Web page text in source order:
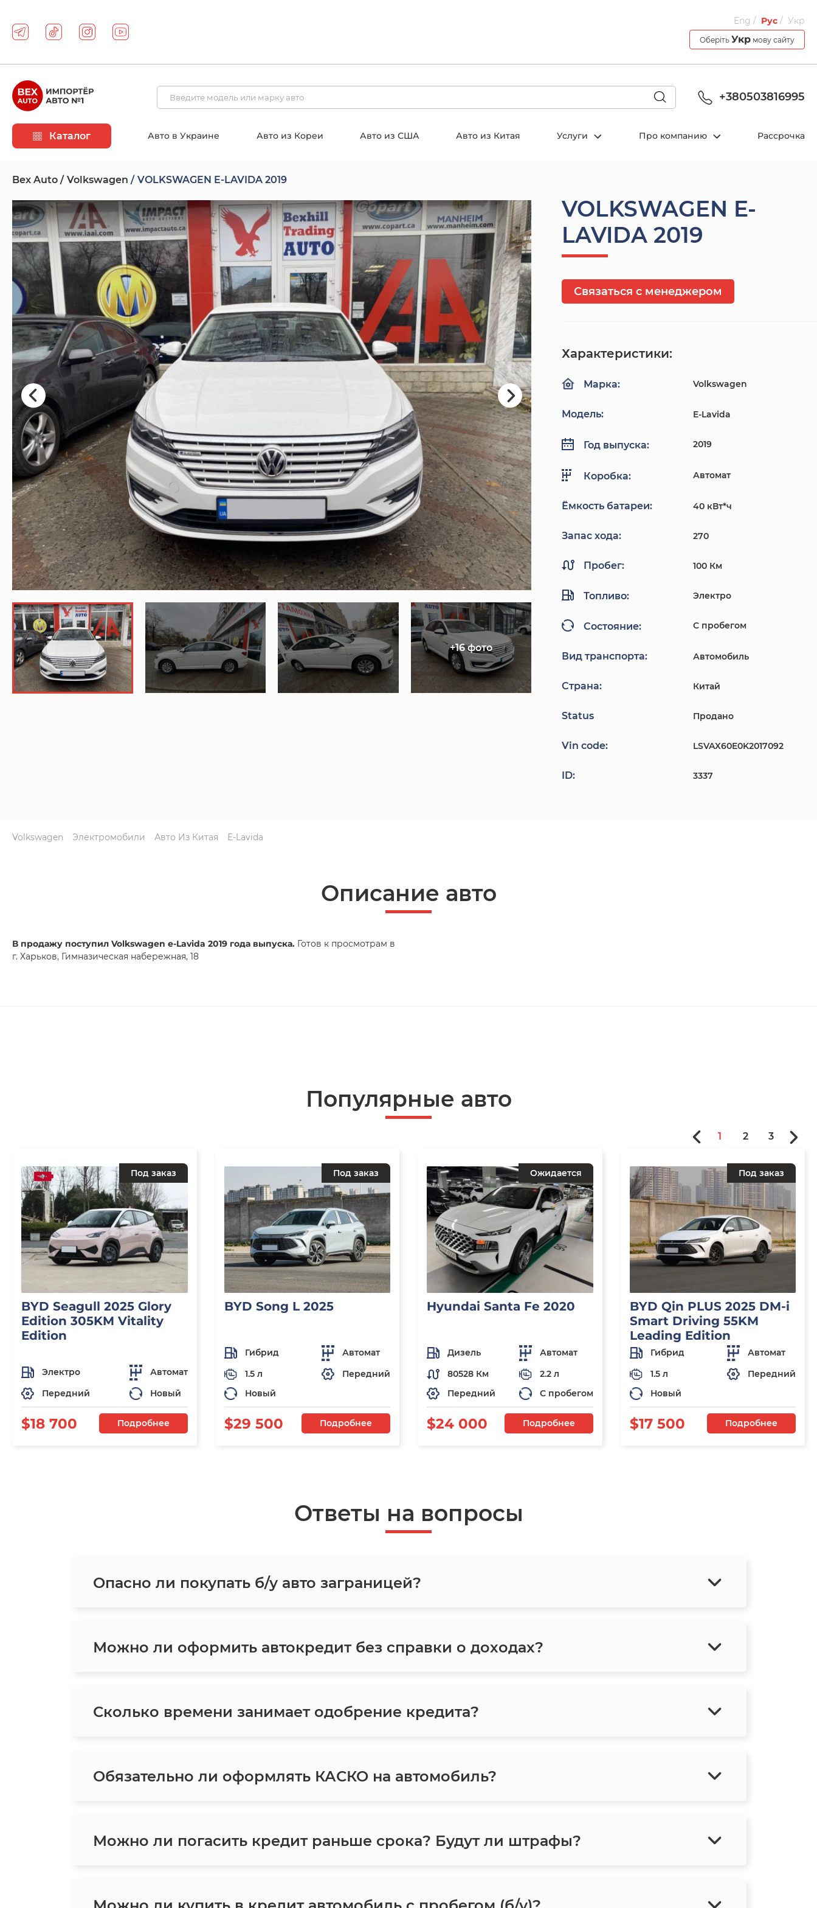
Eng Рус Укр
Оберіть Укр мову сайту
+380503816995
Каталог Авто в Украине Авто из Кореи Авто из США Авто из Китая Услуги Про компанию Рассрочка
Bex Auto Volkswagen VOLKSWAGEN E-LAVIDA 2019
VOLKSWAGEN E-
LAVIDA 2019
+16 фото
Связаться с менеджером
Характеристики:
Марка: Volkswagen
Модель: E-Lavida
Год выпуска: 2019
Коробка: Автомат
Ёмкость батареи: 40 кВт*ч
Запас хода: 270
Пробег: 100 Км
Топливо: Электро
Состояние: С пробегом
Вид транспорта: Автомобиль
Страна: Китай
Status Продано
Vin code: LSVAX60E0K2017092
ID: 3337
Volkswagen Электромобили Авто Из Китая E-Lavida
Описание авто
В продажу поступил Volkswagen e-Lavida 2019 года выпуска. Готов к просмотрам в
г. Харьков, Гимназическая набережная, 18
Популярные авто
Под заказ
BYD Seagull 2025 Glory
Edition 305KM Vitality
Edition
Электро
Автомат
Передний
Новый
$18 700 Подробнее
Под заказ
BYD Song L 2025
Гибрид
Автомат
1.5 л
Передний
Новый
$29 500 Подробнее
Ожидается
Hyundai Santa Fe 2020
Дизель
Автомат
80528 Км
2.2 л
Передний
С пробегом
$24 000 Подробнее
Под заказ
BYD Qin PLUS 2025 DM-i
Smart Driving 55KM
Leading Edition
Гибрид
Автомат
1.5 л
Передний
Новый
$17 500 Подробнее
1 2 3
Ответы на вопросы
Опасно ли покупать б/у авто заграницей?
Можно ли оформить автокредит без справки о доходах?
Сколько времени занимает одобрение кредита?
Обязательно ли оформлять КАСКО на автомобиль?
Можно ли погасить кредит раньше срока? Будут ли штрафы?